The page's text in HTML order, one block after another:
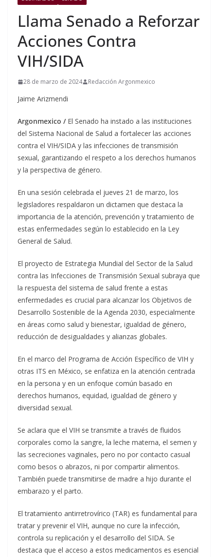
Llama Senado a Reforzar
Acciones Contra
VIH/SIDA
28 de marzo de 2024 Redacción Argonmexico
Jaime Arizmendi
Argonmexico / El Senado ha instado a las instituciones
del Sistema Nacional de Salud a fortalecer las acciones
contra el VIH/SIDA y las infecciones de transmisión
sexual, garantizando el respeto a los derechos humanos
y la perspectiva de género.
En una sesión celebrada el jueves 21 de marzo, los
legisladores respaldaron un dictamen que destaca la
importancia de la atención, prevención y tratamiento de
estas enfermedades según lo establecido en la Ley
General de Salud.
El proyecto de Estrategia Mundial del Sector de la Salud
contra las Infecciones de Transmisión Sexual subraya que
la respuesta del sistema de salud frente a estas
enfermedades es crucial para alcanzar los Objetivos de
Desarrollo Sostenible de la Agenda 2030, especialmente
en áreas como salud y bienestar, igualdad de género,
reducción de desigualdades y alianzas globales.
En el marco del Programa de Acción Específico de VIH y
otras ITS en México, se enfatiza en la atención centrada
en la persona y en un enfoque común basado en
derechos humanos, equidad, igualdad de género y
diversidad sexual.
Se aclara que el VIH se transmite a través de fluidos
corporales como la sangre, la leche materna, el semen y
las secreciones vaginales, pero no por contacto casual
como besos o abrazos, ni por compartir alimentos.
También puede transmitirse de madre a hijo durante el
embarazo y el parto.
El tratamiento antirretrovírico (TAR) es fundamental para
tratar y prevenir el VIH, aunque no cure la infección,
controla su replicación y el desarrollo del SIDA. Se
destaca que el acceso a estos medicamentos es esencial